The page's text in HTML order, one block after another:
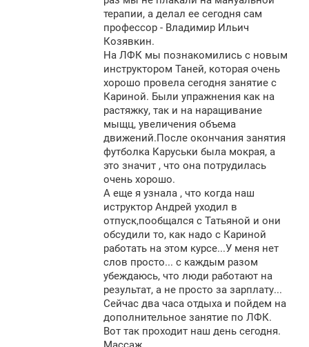
терапии, а делал ее сегодня сам
профессор - Владимир Ильич
Козявкин.
На ЛФК мы познакомились с новым
инструктором Таней, которая очень
хорошо провела сегодня занятие с
Кариной. Были упражнения как на
растяжку, так и на наращивание
мыщц, увеличения объема
движений.После окончания занятия
футболка Каруськи была мокрая, а
это значит , что она потрудилась
очень хорошо.
А еще я узнала , что когда наш
иструктор Андрей уходил в
отпуск,пообщался с Татьяной и они
обсудили то, как надо с Кариной
работать на этом курсе...У меня нет
слов просто... с каждым разом
убеждаюсь, что люди работают на
результат, а не просто за зарплату...
Сейчас два часа отдыха и пойдем на
дополнительное занятие по ЛФК.
Вот так проходит наш день сегодня.